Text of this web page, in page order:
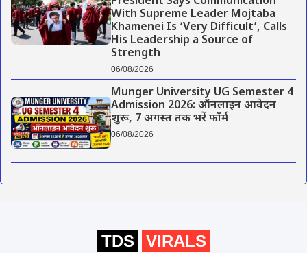
With Supreme Leader Mojtaba
Khamenei Is ‘Very Difficult’, Calls
His Leadership a Source of
Strength
06/08/2026
Munger University UG Semester 4
Admission 2026: ऑनलाइन आवेदन
शुरू, 7 अगस्त तक भरें फॉर्म
06/08/2026
TDS VIRALS